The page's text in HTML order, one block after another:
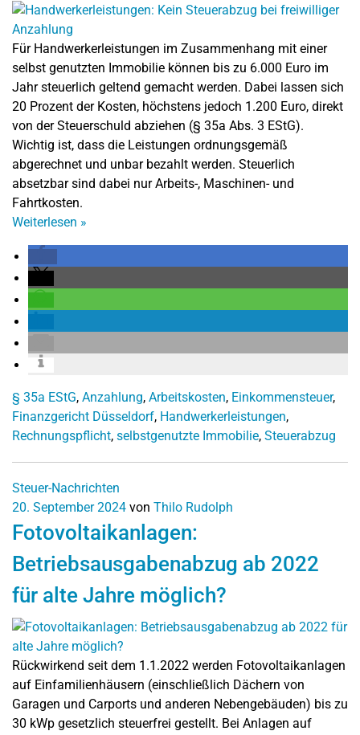
Für Handwerkerleistungen im Zusammenhang mit einer
selbst genutzten Immobilie können bis zu 6.000 Euro im
Jahr steuerlich geltend gemacht werden. Dabei lassen sich
20 Prozent der Kosten, höchstens jedoch 1.200 Euro, direkt
von der Steuerschuld abziehen (§ 35a Abs. 3 EStG).
Wichtig ist, dass die Leistungen ordnungsgemäß
abgerechnet und unbar bezahlt werden. Steuerlich
absetzbar sind dabei nur Arbeits-, Maschinen- und
Fahrtkosten.
Weiterlesen »
§ 35a EStG, Anzahlung, Arbeitskosten, Einkommensteuer,
Finanzgericht Düsseldorf, Handwerkerleistungen,
Rechnungspflicht, selbstgenutzte Immobilie, Steuerabzug
Steuer-Nachrichten
20. September 2024 von Thilo Rudolph
Fotovoltaikanlagen:
Betriebsausgabenabzug ab 2022
für alte Jahre möglich?
Rückwirkend seit dem 1.1.2022 werden Fotovoltaikanlagen
auf Einfamilienhäusern (einschließlich Dächern von
Garagen und Carports und anderen Nebengebäuden) bis zu
30 kWp gesetzlich steuerfrei gestellt. Bei Anlagen auf